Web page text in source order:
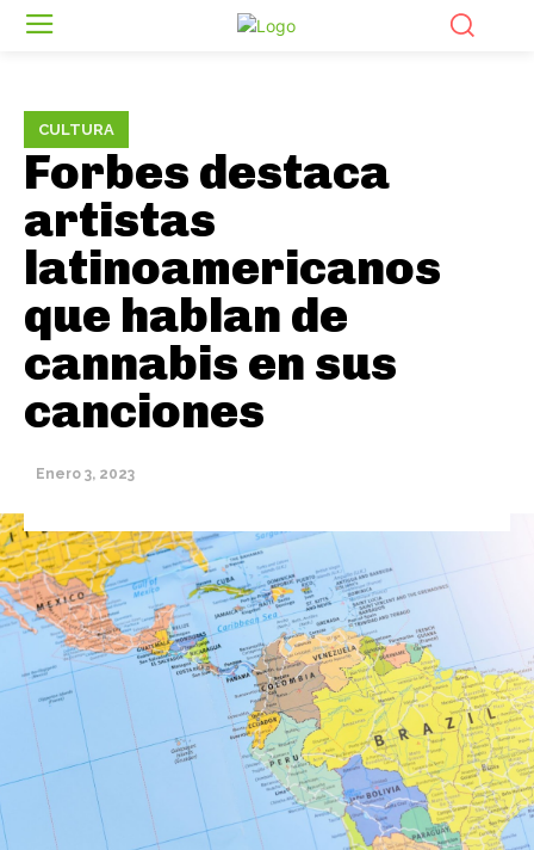
CULTURA
Forbes destaca
artistas
latinoamericanos
que hablan de
cannabis en sus
canciones
Enero 3, 2023